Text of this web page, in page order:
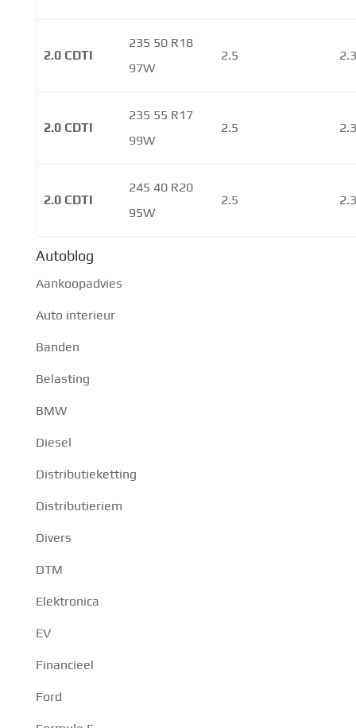
2.0 CDTI
235 50 R18
97W
2.5
2.0 CDTI
235 55 R17
99W
2.5
2.0 CDTI
245 40 R20
95W
2.5
Autoblog
Aankoopadvies
Auto interieur
Banden
Belasting
BMW
Diesel
Distributieketting
Distributieriem
Divers
DTM
Elektronica
EV
Financieel
Ford